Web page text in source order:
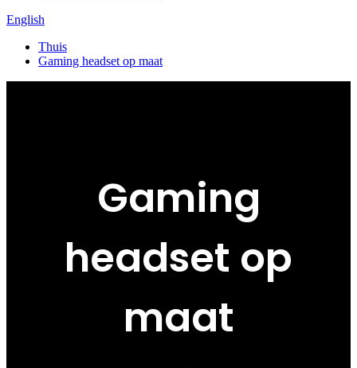
English
Thuis
Gaming headset op maat
Gaming
headset op
maat